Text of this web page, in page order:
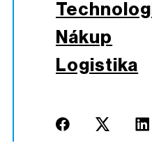
Nákup
Logistika